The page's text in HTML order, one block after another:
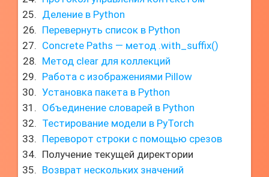
Деление в Python
Перевернуть список в Python
Concrete Paths — метод .with_suffix()
Метод clear для коллекций
Работа с изображениями Pillow
Установка пакета в Python
Объединение словарей в Python
Тестирование модели в PyTorch
Переворот строки с помощью срезов
Получение текущей директории
Возврат нескольких значений